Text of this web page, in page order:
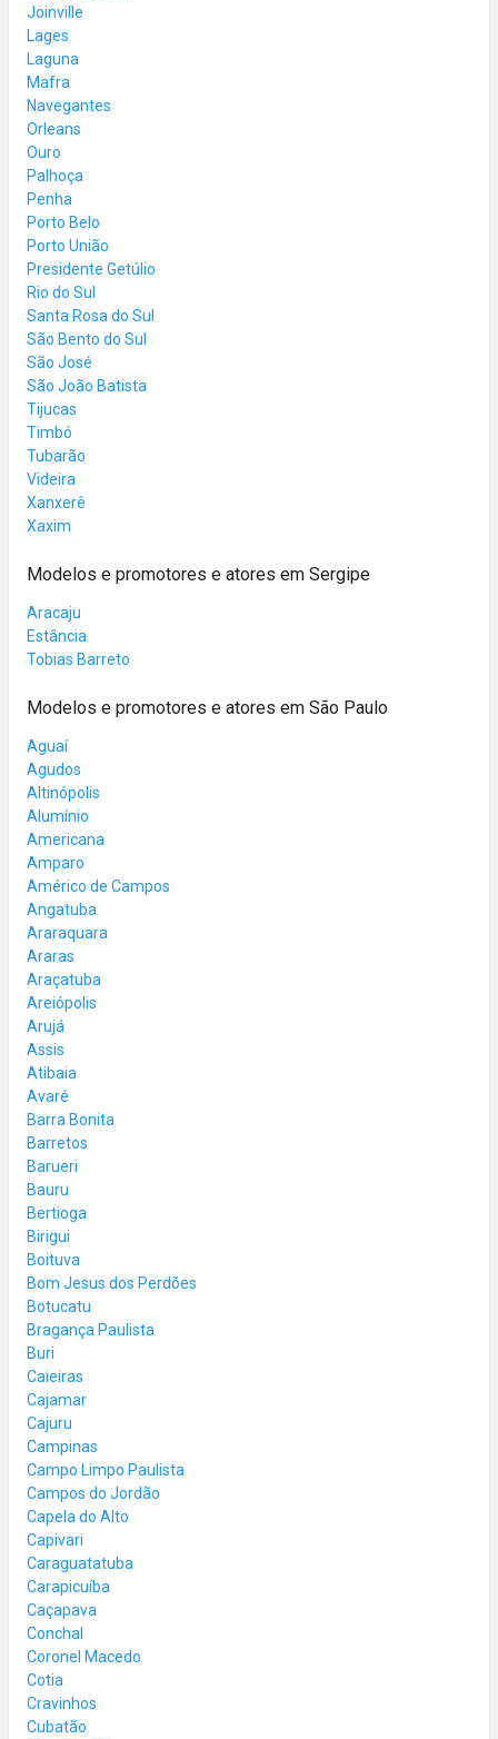
Joinville
Lages
Laguna
Mafra
Navegantes
Orleans
Ouro
Palhoça
Penha
Porto Belo
Porto União
Presidente Getúlio
Rio do Sul
Santa Rosa do Sul
São Bento do Sul
São José
São João Batista
Tijucas
Timbó
Tubarão
Videira
Xanxerê
Xaxim
Modelos e promotores e atores em Sergipe
Aracaju
Estância
Tobias Barreto
Modelos e promotores e atores em São Paulo
Aguaí
Agudos
Altinópolis
Alumínio
Americana
Amparo
Américo de Campos
Angatuba
Araraquara
Araras
Araçatuba
Areiópolis
Arujá
Assis
Atibaia
Avaré
Barra Bonita
Barretos
Barueri
Bauru
Bertioga
Birigui
Boituva
Bom Jesus dos Perdões
Botucatu
Bragança Paulista
Buri
Caieiras
Cajamar
Cajuru
Campinas
Campo Limpo Paulista
Campos do Jordão
Capela do Alto
Capivari
Caraguatatuba
Carapicuíba
Caçapava
Conchal
Coronel Macedo
Cotia
Cravinhos
Cubatão